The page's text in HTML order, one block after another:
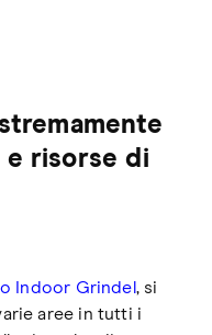
e risorse di
Indoor Grindel , si
aree in tutti i